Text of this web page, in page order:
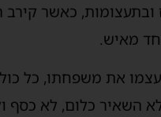
ובתעצומות, כאשר קירב
מאיש.
את משפחתו, כל
השאיר כלום, לא כסף